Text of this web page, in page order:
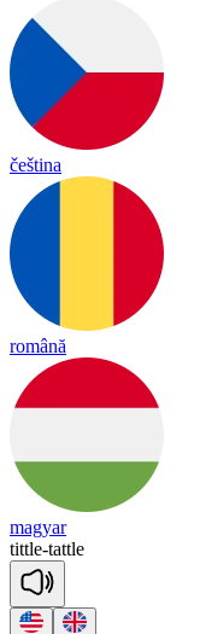
čeština
română
magyar
tittle-tattle